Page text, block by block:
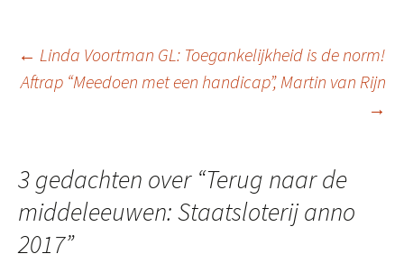
Berichtnavigatie
← Linda Voortman GL: Toegankelijkheid is de norm!
Aftrap “Meedoen met een handicap”, Martin van Rijn
→
3 gedachten over “Terug naar de
middeleeuwen: Staatsloterij anno
2017”